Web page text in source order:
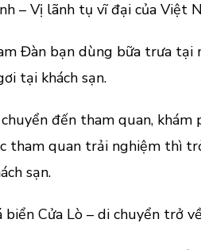
– Vị lãnh tụ vĩ đại của Việt
Đàn bạn dùng bữa trưa tại
tại khách sạn.
đến tham quan, khám
tham quan trải nghiệm thì
sạn.
biển Cửa Lò – di chuyển trở